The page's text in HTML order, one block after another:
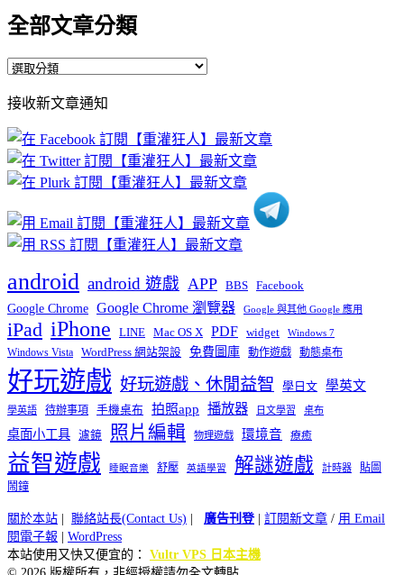
全部文章分類
全
文
章
分
類
接收新文章通知
android android 遊戲 APP BBS Facebook
Google Chrome Google Chrome 瀏覽器 Google 與其他 Google 應用
iPad iPhone LINE Mac OS X PDF widget Windows 7
Windows Vista WordPress 網站架設 免費圖庫 動作遊戲 動態桌布
好玩遊戲 好玩遊戲、休閒益智 學日文 學英文
學英語 待辦事項 手機桌布 拍照app 播放器 日文學習 桌布
桌面小工具 濾鏡 照片編輯 物理遊戲 環境音 療癒
益智遊戲 睡眠音樂 舒壓 英語學習 解謎遊戲 計時器
貼圖
鬧鐘
關於本站 聯絡站長(Contact Us) 廣告刊登| 訂閱新文章 / 用 Email
閱電子報
WordPress
本站使用又快又便宜的： Vultr VPS 日本主機